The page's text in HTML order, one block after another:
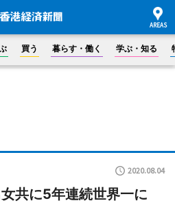
買う 暮らす・働く 学ぶ・知る
2020.08.04
共に5年連続世界一に